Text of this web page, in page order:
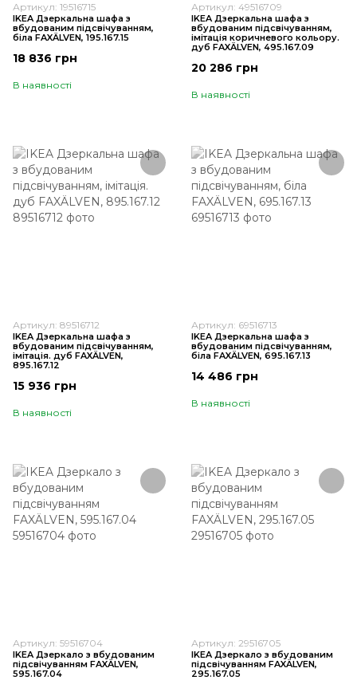
Артикул: 19516715
IKEA Дзеркальна шафа з
вбудованим підсвічуванням,
біла FAXÄLVEN, 195.167.15
18 836 грн
В наявності
Артикул: 49516709
IKEA Дзеркальна шафа з
вбудованим підсвічуванням,
імітація коричневого кольору.
дуб FAXÄLVEN, 495.167.09
20 286 грн
В наявності
Артикул: 89516712
IKEA Дзеркальна шафа з
вбудованим підсвічуванням,
імітація. дуб FAXÄLVEN,
895.167.12
15 936 грн
В наявності
Артикул: 69516713
IKEA Дзеркальна шафа з
вбудованим підсвічуванням,
біла FAXÄLVEN, 695.167.13
14 486 грн
В наявності
Артикул: 59516704
IKEA Дзеркало з вбудованим
підсвічуванням FAXÄLVEN,
595.167.04
Артикул: 29516705
IKEA Дзеркало з вбудованим
підсвічуванням FAXÄLVEN,
295.167.05